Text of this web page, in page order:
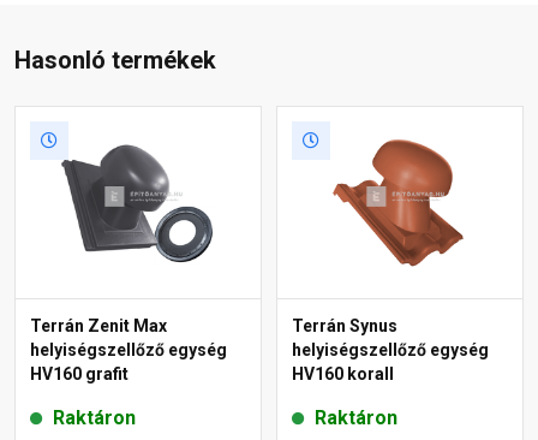
Hasonló termékek
Terrán Zenit Max
helyiségszellőző egység
HV160 grafit
Raktáron
Terrán Synus
helyiségszellőző egység
HV160 korall
Raktáron